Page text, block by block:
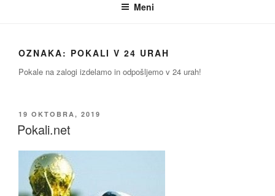
Meni
OZNAKA: POKALI V 24 URAH
Pokale na zalogi izdelamo in odpošljemo v 24 urah!
OBJAVLJENO
DNE
19 OKTOBRA, 2019
Pokali.net